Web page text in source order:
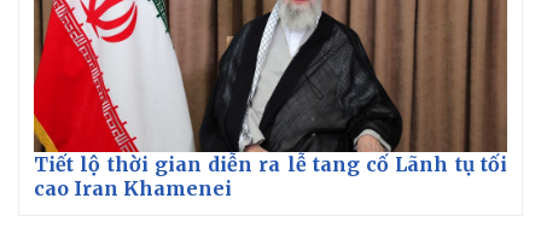
Kinh tế
Bất động sản
Khởi nghiệp
Thị trường
Giá vàng
Tiêu dùng
Tỷ giá
Chứng khoán
Giá cà phê
Tiết lộ thời gian diễn ra lễ tang cố Lãnh tụ tối
cao Iran Khamenei